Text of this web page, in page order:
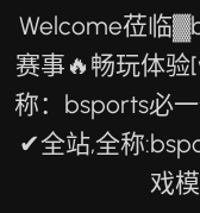
Welcome莅临
赛事🔥畅玩体
称：bsports必
✔全站,全称
戏